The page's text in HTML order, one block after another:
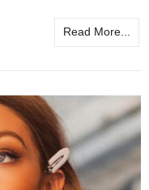
Read More...